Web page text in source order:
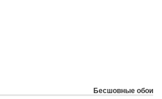
Бесшовные обои